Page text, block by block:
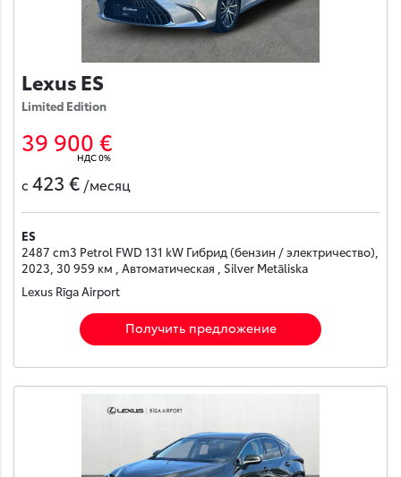
Lexus ES
Limited Edition
39 900 €
НДС 0%
с 423 € /месяц
ES
2487 cm3 Petrol FWD 131 kW Гибрид (бензин / электричество),
2023, 30 959 км , Автоматическая , Silver Metāliska
Lexus Rīga Airport
Получить предложение